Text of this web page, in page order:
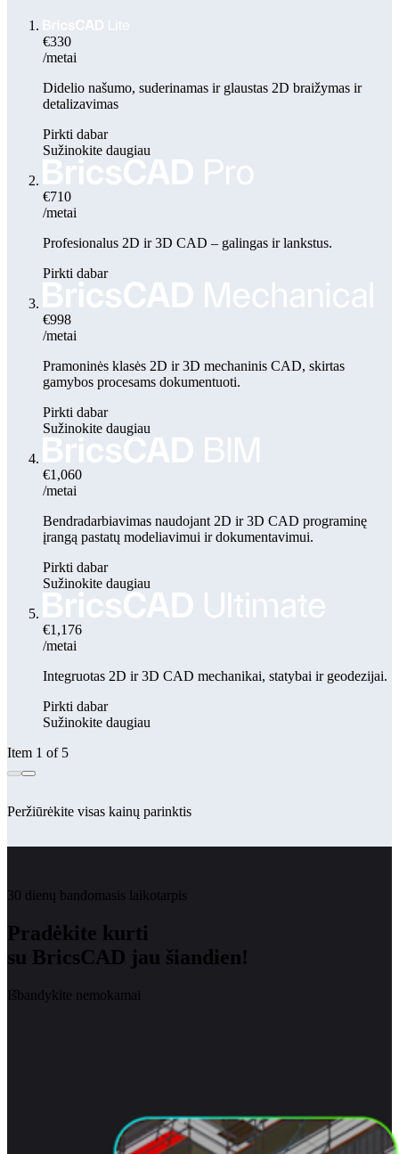
€330
/metai
Didelio našumo, suderinamas ir glaustas 2D braižymas ir
detalizavimas
Pirkti dabar
Sužinokite daugiau
€710
/metai
Profesionalus 2D ir 3D CAD – galingas ir lankstus.
Pirkti dabar
€998
/metai
Pramoninės klasės 2D ir 3D mechaninis CAD, skirtas
gamybos procesams dokumentuoti.
Pirkti dabar
Sužinokite daugiau
€1,060
/metai
Bendradarbiavimas naudojant 2D ir 3D CAD programinę
įrangą pastatų modeliavimui ir dokumentavimui.
Pirkti dabar
Sužinokite daugiau
€1,176
/metai
Integruotas 2D ir 3D CAD mechanikai, statybai ir geodezijai.
Pirkti dabar
Sužinokite daugiau
Item 1 of 5
Peržiūrėkite visas kainų parinktis
30 dienų bandomasis laikotarpis
Pradėkite kurti
su BricsCAD jau šiandien!
Išbandykite nemokamai